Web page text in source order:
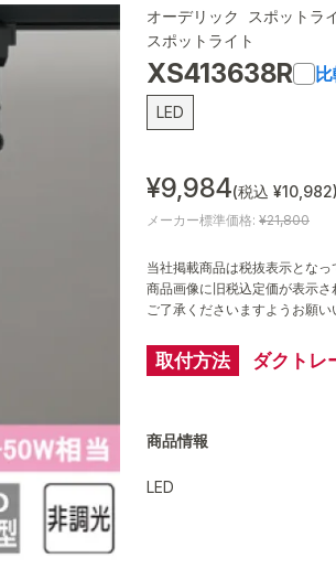
オーデリック スポットラ
スポットライト
XS413638R
LED
¥9,984(税込 ¥10,982)
メーカー標準価格: ¥21,800
当社掲載商品は税抜表示となっ
商品画像に旧税込定価が表示さ
ご了承くださいますようお願い
取付方法 ダクトレ
商品情報
LED